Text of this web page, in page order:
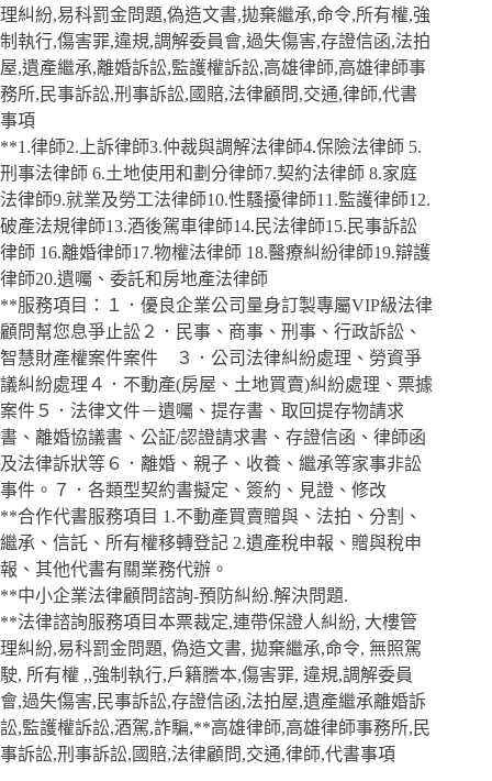
理糾紛,易科罰金問題,偽造文書,拋棄繼承,命令,所有權,強
制執行,傷害罪,違規,調解委員會,過失傷害,存證信函,法拍
屋,遺產繼承,離婚訴訟,監護權訴訟,高雄律師,高雄律師事
務所,民事訴訟,刑事訴訟,國賠,法律顧問,交通,律師,代書
事項
**1.律師2.上訴律師3.仲裁與調解法律師4.保險法律師 5.
刑事法律師 6.土地使用和劃分律師7.契約法律師 8.家庭
法律師9.就業及勞工法律師10.性騷擾律師11.監護律師12.
破產法規律師13.酒後駕車律師14.民法律師15.民事訴訟
律師 16.離婚律師17.物權法律師 18.醫療糾紛律師19.辯護
律師20.遺囑、委託和房地產法律師
**服務項目：１．優良企業公司量身訂製專屬VIP級法律
顧問幫您息爭止訟２．民事、商事、刑事、行政訴訟、
智慧財產權案件案件 ３．公司法律糾紛處理、勞資爭
議糾紛處理４．不動產(房屋、土地買賣)糾紛處理、票據
案件５．法律文件－遺囑、提存書、取回提存物請求
書、離婚協議書、公証/認證請求書、存證信函、律師函
及法律訴狀等６．離婚、親子、收養、繼承等家事非訟
事件。７．各類型契約書擬定、簽約、見證、修改
**合作代書服務項目 1.不動產買賣贈與、法拍、分割、
繼承、信託、所有權移轉登記 2.遺產稅申報、贈與稅申
報、其他代書有關業務代辦。
**中小企業法律顧問諮詢-預防糾紛.解決問題.
**法律諮詢服務項目本票裁定,連帶保證人糾紛, 大樓管
理糾紛,易科罰金問題, 偽造文書, 拋棄繼承,命令, 無照駕
駛, 所有權 ,,強制執行,戶籍謄本,傷害罪, 違規,調解委員
會,過失傷害,民事訴訟,存證信函,法拍屋,遺產繼承離婚訴
訟,監護權訴訟,酒駕,詐騙,**高雄律師,高雄律師事務所,民
事訴訟,刑事訴訟,國賠,法律顧問,交通,律師,代書事項